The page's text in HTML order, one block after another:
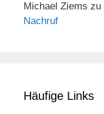
Michael Ziems zu
Nachruf
Häufige Links